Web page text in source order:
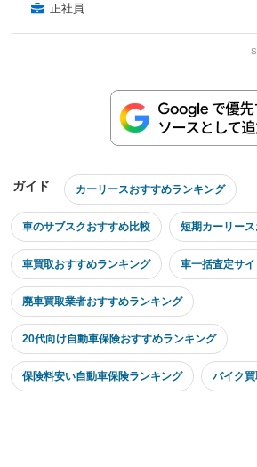
正社員
ガイド カーリースおすすめランキング
車のサブスクおすすめ比較 短期カーリー
車買取おすすめランキング 車一括査定サ
廃車買取業者おすすめランキング
20代向け自動車保険おすすめランキング
保険料安い自動車保険ランキング バイク